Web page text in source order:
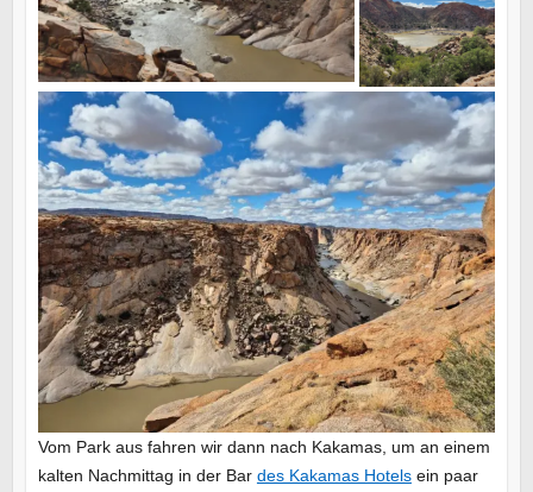
Vom Park aus fahren wir dann nach Kakamas, um an einem
kalten Nachmittag in der Bar des Kakamas Hotelsein paar